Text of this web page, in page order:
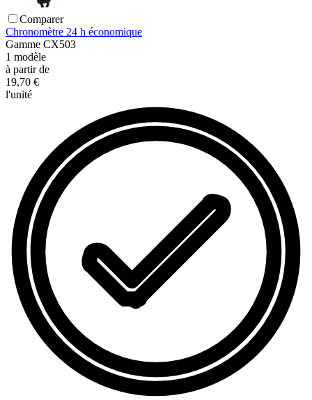
Comparer
Chronomètre 24 h économique
Gamme CX503
1 modèle
à partir de
19,70 €
l'unité